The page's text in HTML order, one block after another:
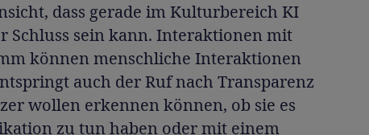
dass gerade im Kulturbereich KI
Schluss sein kann. Interaktionen mit
können menschliche Interaktionen
auch der Ruf nach Transparenz
wollen erkennen können, ob sie es
zu tun haben oder mit einem